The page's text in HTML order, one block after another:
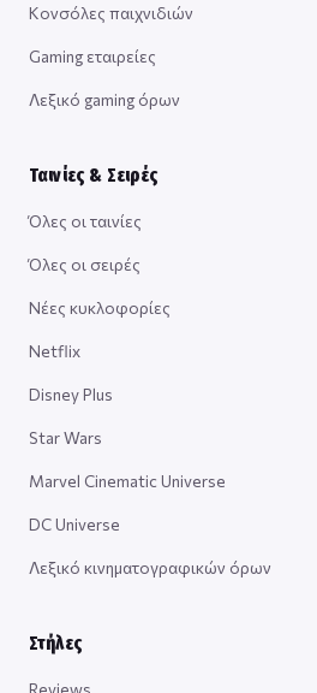
Κονσόλες παιχνιδιών
Gaming εταιρείες
Λεξικό gaming όρων
Ταινίες & Σειρές
Όλες οι ταινίες
Όλες οι σειρές
Νέες κυκλοφορίες
Netflix
Disney Plus
Star Wars
Marvel Cinematic Universe
DC Universe
Λεξικό κινηματογραφικών όρων
Στήλες
Reviews